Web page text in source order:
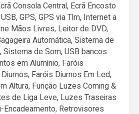
Consola Central, Ecrã Encosto
GPS, GPS via Tlm, Internet a
Mãos Livres, Leitor de DVD,
Automática, Sistema de
Sistema de Som, USB bancos
em Alumínio, Faróis
Faróis Diurnos Em Led,
Altura, Função Luzes Coming &
de Liga Leve, Luzes Traseiras
Encadeamento, Retrovisores